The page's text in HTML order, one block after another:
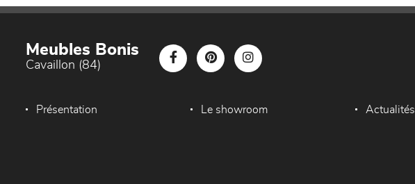
Meubles Bonis
Cavaillon (84)
Présentation Le showroom Actualités